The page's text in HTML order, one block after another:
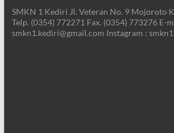
SMKN 1 Kediri Jl. Veteran No. 9 Mojoroto
Telp. (0354) 772271 Fax. (0354) 773276 E-
smkn1.kediri@gmail.com Instagram :